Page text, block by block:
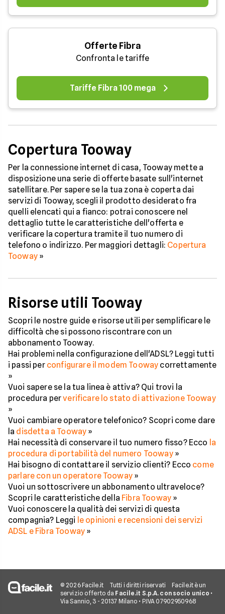
Offerte Fibra
Confronta le tariffe
Tariffe Fibra 100 mega
Copertura Tooway
Per la connessione internet di casa, Tooway mette a
disposizione una serie di offerte basate sull'internet
satellitare. Per sapere se la tua zona è coperta dai
servizi di Tooway, scegli il prodotto desiderato fra
quelli elencati qui a fianco: potrai conoscere nel
dettaglio tutte le caratteristiche dell'offerta e
verificare la copertura tramite il tuo numero di
telefono o indirizzo. Per maggiori dettagli: Copertura
Tooway»
Risorse utili Tooway
Scopri le nostre guide e risorse utili per semplificare le
difficoltà che si possono riscontrare con un
abbonamento Tooway.
Hai problemi nella configurazione dell'ADSL? Leggi tutti
i passi per configurare il modem Tooway correttamente
»
Vuoi sapere se la tua linea è attiva? Qui trovi la
procedura perverificare lo stato di attivazione Tooway
»
Vuoi cambiare operatore telefonico? Scopri come dare
la disdetta a Tooway »
Hai necessità di conservare il tuo numero fisso? Ecco la
procedura di portabilità del numero Tooway»
Hai bisogno di contattare il servizio clienti? Ecco come
parlare con un operatore Tooway»
Vuoi un sottoscrivere un abbonamento ultraveloce?
Scopri le caratteristiche della Fibra Tooway »
Vuoi conoscere la qualità dei servizi di questa
compagnia? Leggi le opinioni e recensioni dei servizi
ADSL e Fibra Tooway »
© 2026 Facile.it Tutti i diritti riservati
Facile.it è un
servizio offerto da Facile.it S.p.A. con socio unico •
Via Sannio, 3 - 20137 Milano • P.IVA 07902950968